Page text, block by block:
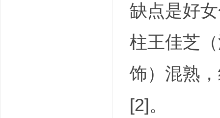
缺点是好
柱王佳芝
饰）混熟
[2]。